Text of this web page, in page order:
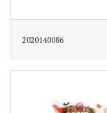
2020140086